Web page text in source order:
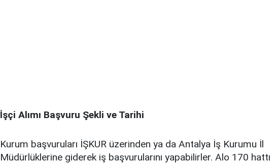
İşçi Alımı Başvuru Şekli ve Tarihi
Kurum başvuruları İŞKUR üzerinden ya da Antalya İş Kurumu İl
Müdürlüklerine giderek iş başvurularını yapabilirler. Alo 170 hattı